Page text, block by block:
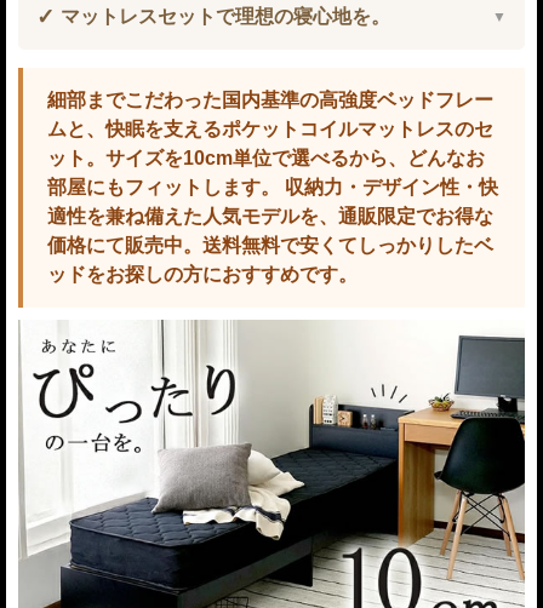
マットレスセットで理想の寝心地を。
細部までこだわった国内基準の高強度ベッドフレー
ムと、快眠を支えるポケットコイルマットレスのセ
ット。サイズを10cm単位で選べるから、どんなお
部屋にもフィットします。 収納力・デザイン性・快
適性を兼ね備えた人気モデルを、通販限定でお得な
価格にて販売中。送料無料で安くてしっかりしたベ
ッドをお探しの方におすすめです。